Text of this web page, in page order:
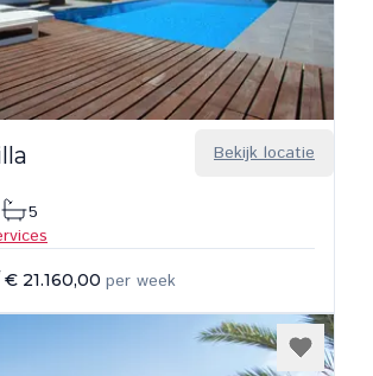
Bekijk locatie
5
€ 21.160,00 per week